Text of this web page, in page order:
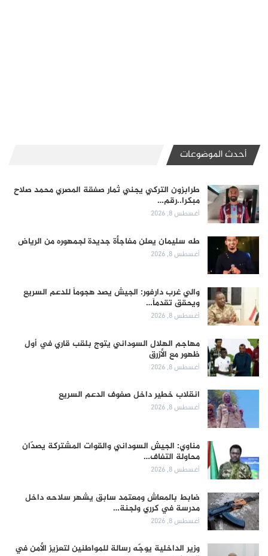
أحدث الموضوعات
طرابزون التركي يجني ثمار صفقة المصري محمد صلاح
مبكرا..رقم…
أغسطس 8, 2026
طه سليمان يعلن مفاجأة جديدة لجمهوره من الرياض
أغسطس 8, 2026
والي غرب دارفور: الجيش يصد هجوماً للدعم السريع
ويحقق تقدماً…
أغسطس 8, 2026
مهاجم الهلال السوداني يتوج بلقب قاري في أول
ظهور مع الأزرق
أغسطس 8, 2026
انقلاب خطير داخل صفوف الدعم السريع
أغسطس 8, 2026
مناوي: الجيش السوداني والقوات المشتركة يصدّان
محاولة التفاف…
أغسطس 8, 2026
ضابط بالمعاش ومعتمد سابق يشهر سلاحه داخل
مدرسة في كرري ولجنة…
أغسطس 8, 2026
وزير الداخلية يوجّه رسالة للمواطنين لتعزيز الأمن في